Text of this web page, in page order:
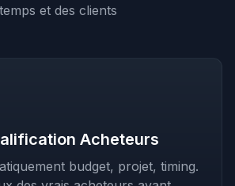
temps et des clients
Acheteurs
budget, projet, timing.